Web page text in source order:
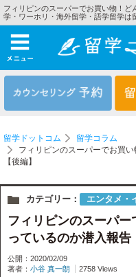
フィリピンのスーパーでお買い物！
学・ワーホリ・海外留学・語学留学は
メニュー
留学ドットコム
留学コラム
フィリピンのスーパーでお買
【後編】
カテゴリー： エンタメ・
フィリピンのスーパ
っているのか潜入報告
公開：2020/02/09
著者： 小谷 真一朗 2758 Views